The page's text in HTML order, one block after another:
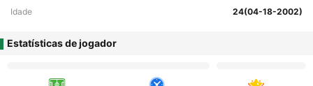
Idade 24(04-18-2002)
Estatísticas de jogador